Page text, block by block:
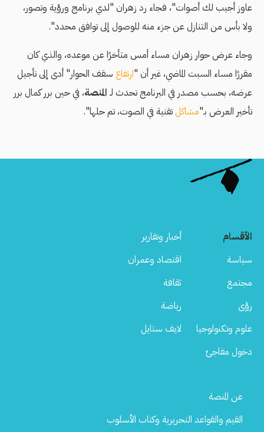
عاوز أجيب لك أصوات"، فجاء رد زهران "لدي برنامج ورؤية وتصور،
ولا بأس من التنازل عن جزء منه للوصول إلى توافق محدد".
وجاء عرض حوار زهران مساء أمس متأخرًا عن موعده، والذي كان
مقررًا مساء السبت الماضي، غير أن "ارتفاع سقف الحوار" أدى إلى تأجيل
عرضه، بحسب مصدر في البرنامج تحدث لـ المنصة، في حين برر كمال برر
تأخير العرض بـ"مشاكلتقنية في الصوت، تم حلها".
الأقسام
أخبار وتقارير
سياسة
اقتصاد وعمران
مجتمع
ثقافة
رؤى
رياضة
علوم وتكنولوجيا
لايف ستايل
دخول مفاجئ
Footer
عن المنصة
القيم والقواعد التحريرية وكتاب الأسلوب